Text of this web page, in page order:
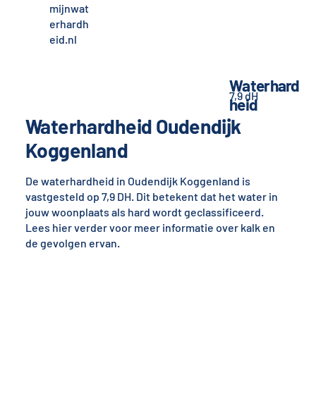
mijnwat
erhardh
eid.nl
Waterhardheid Oudendijk
Koggenland
De waterhardheid in Oudendijk Koggenland is
vastgesteld op 7,9 DH. Dit betekent dat het water in
jouw woonplaats als hard wordt geclassificeerd.
Lees hier verder voor meer informatie over kalk en
de gevolgen ervan.
Waterhard
heid
7,9 dH